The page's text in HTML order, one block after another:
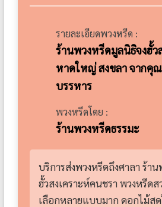
รายละเอียดพวงหรีด :
ร้านพวงหรีดมูลนิธิจงฮั้ว
หาดใหญ่ สงขลา จากคุ
บรรหาร
พวงหรีดโดย :
ร้านพวงหรีดธรรมะ
บริการส่งพวงหรีดถึงศาลา ร้า
ฮั้วสงเคราะห์คนชรา พวงหรีด
เลือกหลายแบบมาก ดอกไม้ส